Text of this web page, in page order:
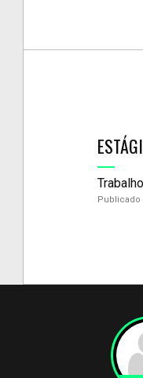
Publicado